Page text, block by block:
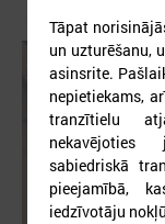
Tāpat
un uzturēšanu,
asinsrite.
nepietiekams,
tranzītielu
nekavējoties
sabiedriskā
pieejamībā,
iedzīvotāju